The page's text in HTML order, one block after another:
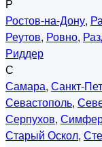
Р
Ростов-на-Дону,
Реутов, Ровно,
Риддер
С
Самара, Санкт-
Севастополь,
Серпухов,
Старый Оскол,